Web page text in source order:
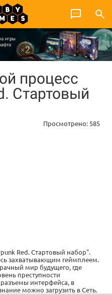
процесс
Стартовый
Просмотрено: 585
Red. Стартовый набор".
захватывающим геймплеем.
мир будущего, где
преступности
разъемы интерфейса, в
можно загрузить в Сеть.